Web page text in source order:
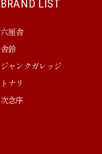
BRAND LIST
六厘舎
舎鈴
ジャンクガレッジ
トナリ
次念序